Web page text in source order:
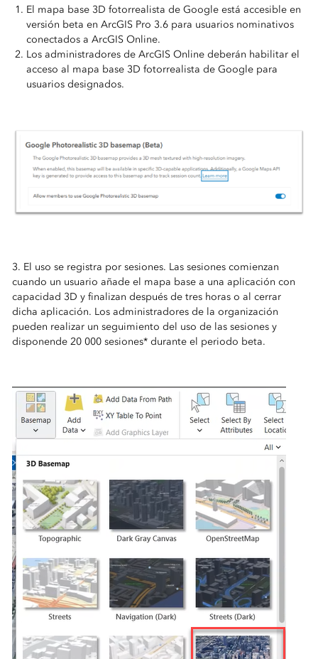
El mapa base 3D fotorrealista de Google está accesible en
versión beta en ArcGIS Pro 3.6 para usuarios nominativos
conectados a ArcGIS Online.
Los administradores de ArcGIS Online deberán habilitar el
acceso al mapa base 3D fotorrealista de Google para
usuarios designados.
3. El uso se registra por sesiones. Las sesiones comienzan
cuando un usuario añade el mapa base a una aplicación con
capacidad 3D y finalizan después de tres horas o al cerrar
dicha aplicación. Los administradores de la organización
pueden realizar un seguimiento del uso de las sesiones y
disponende 20 000 sesiones* durante el periodo beta.